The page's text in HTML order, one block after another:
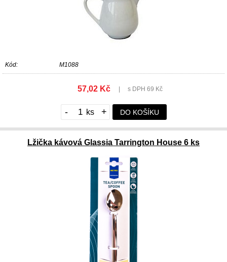
Kód: M1088
57,02 Kč s DPH 69 Kč
- + DO KOŠÍKU
Lžička kávová Glassia Tarrington House 6 ks